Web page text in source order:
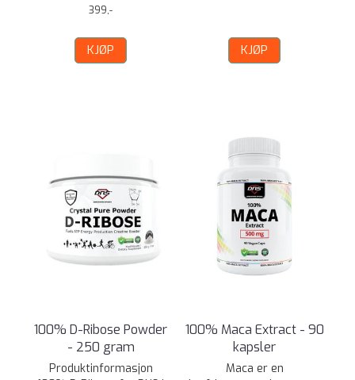
399,-
KJØP KJØP
100% D-Ribose Powder
- 250 gram
Produktinformasjon
100% Maca Extract - 90
kapsler
Maca er en